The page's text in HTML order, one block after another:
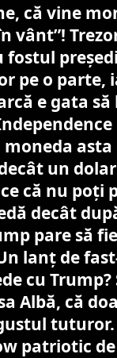
că vine
fostul
pe o parte,
e gata
un
că nu poți
decât
pare să
lanț de
cu Trump?
Albă, că
tuturor.
patriotic